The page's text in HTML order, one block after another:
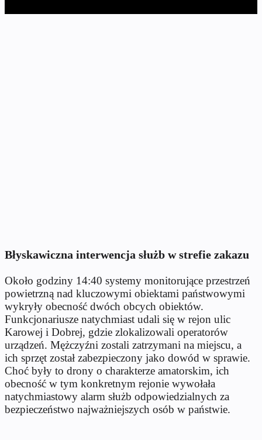
Błyskawiczna interwencja służb w strefie zakazu
Około godziny 14:40 systemy monitorujące przestrzeń
powietrzną nad kluczowymi obiektami państwowymi
wykryły obecność dwóch obcych obiektów.
Funkcjonariusze natychmiast udali się w rejon ulic
Karowej i Dobrej, gdzie zlokalizowali operatorów
urządzeń. Mężczyźni zostali zatrzymani na miejscu, a
ich sprzęt został zabezpieczony jako dowód w sprawie.
Choć były to drony o charakterze amatorskim, ich
obecność w tym konkretnym rejonie wywołała
natychmiastowy alarm służb odpowiedzialnych za
bezpieczeństwo najważniejszych osób w państwie.